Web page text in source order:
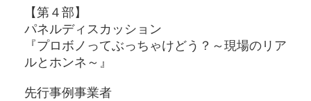
【第４部】
パネルディスカッション
『プロボノってぶっちゃけどう？～現場のリア
ルとホンネ～』
先行事例事業者